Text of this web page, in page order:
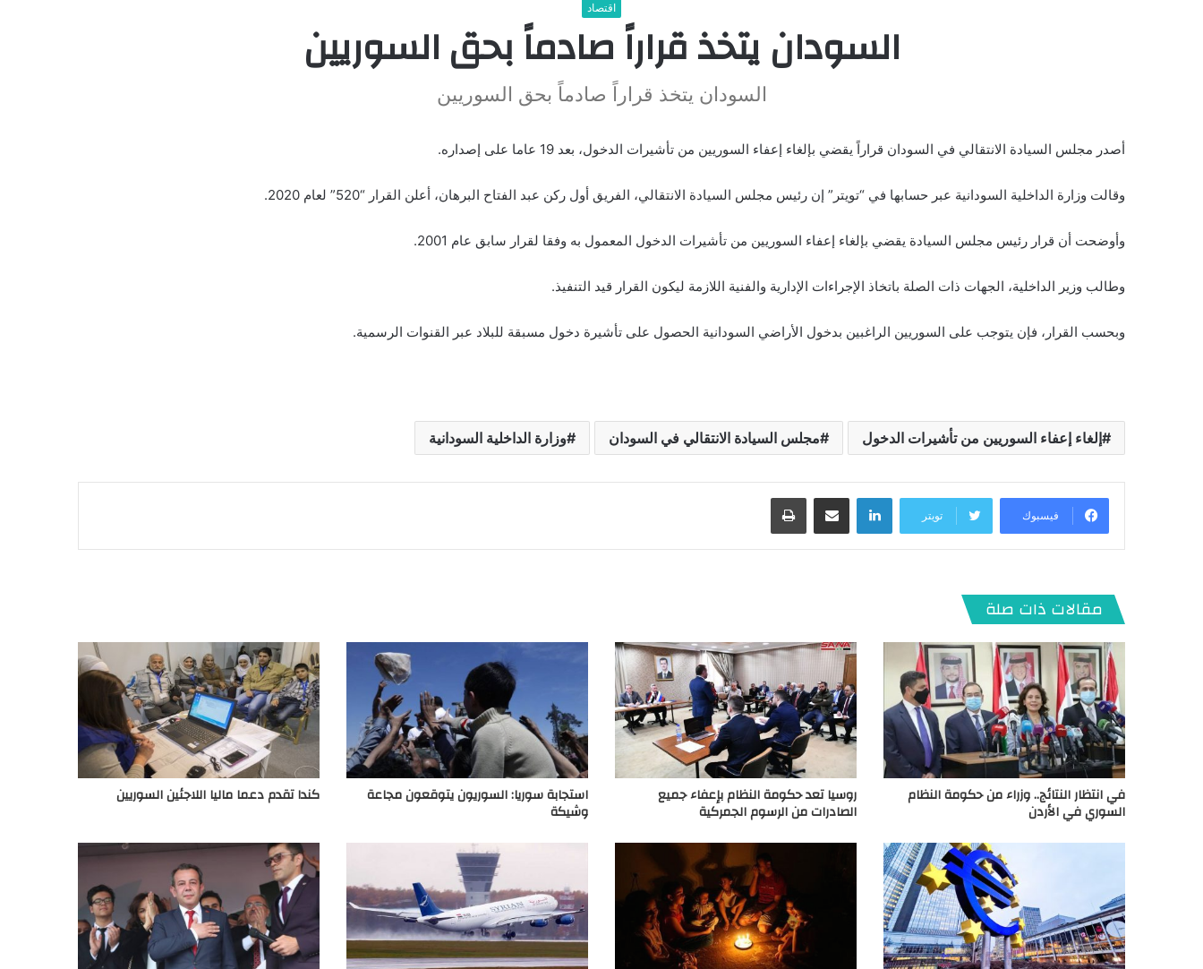
اقتصاد
السودان يتخذ قراراً صادماً بحق السوريين
السودان يتخذ قراراً صادماً بحق السوريين
أصدر مجلس السيادة الانتقالي في السودان قراراً يقضي بإلغاء إعفاء السوريين من تأشيرات الدخول، بعد 19 عاما على إصداره.
وقالت وزارة الداخلية السودانية عبر حسابها في “تويتر” إن رئيس مجلس السيادة الانتقالي، الفريق أول ركن عبد الفتاح البرهان، أعلن القرار “520” لعام 2020.
وأوضحت أن قرار رئيس مجلس السيادة يقضي بإلغاء إعفاء السوريين من تأشيرات الدخول المعمول به وفقا لقرار سابق عام 2001.
وطالب وزير الداخلية، الجهات ذات الصلة باتخاذ الإجراءات الإدارية والفنية اللازمة ليكون القرار قيد التنفيذ.
وبحسب القرار، فإن يتوجب على السوريين الراغبين بدخول الأراضي السودانية الحصول على تأشيرة دخول مسبقة للبلاد عبر القنوات الرسمية.
إلغاء إعفاء السوريين من تأشيرات الدخول مجلس السيادة الانتقالي في السودان وزارة الداخلية السودانية
فيسبوك تويتر
لينكدإن
مقالات ذات صلة
في انتظار النتائج.. وزراء من حكومة النظام
السوري في الأردن
روسيا تعد حكومة النظام بإعفاء جميع
الصادرات من الرسوم الجمركية
استجابة سوريا: السوريون يتوقعون مجاعة
وشيكة
كندا تقدم دعما ماليا اللاجئين السوريين